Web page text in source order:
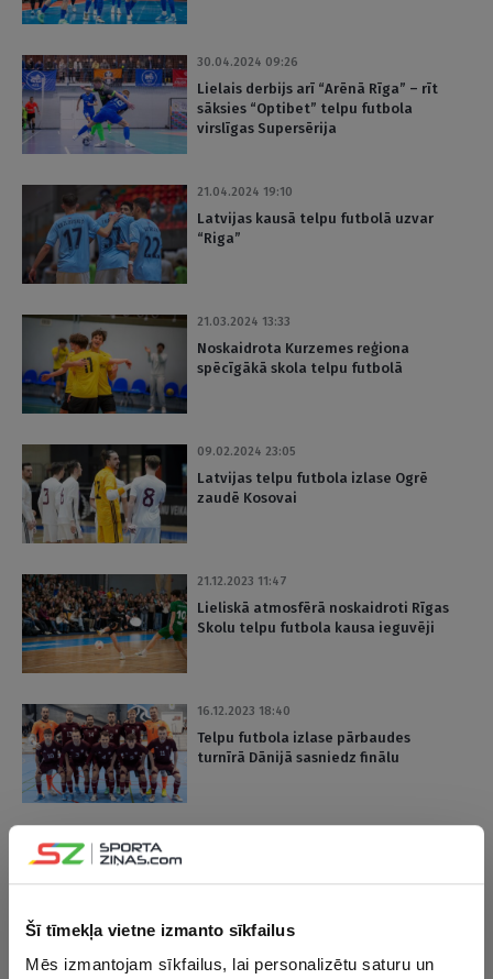
Šī tīmekļa vietne izmanto sīkfailus
Mēs izmantojam sīkfailus, lai personalizētu saturu un
30.04.2024 09:26
Lielais derbijs arī “Arēnā Rīga” – rīt
sāksies “Optibet” telpu futbola
virslīgas Supersērija
21.04.2024 19:10
Latvijas kausā telpu futbolā uzvar
“Riga”
21.03.2024 13:33
Noskaidrota Kurzemes reģiona
spēcīgākā skola telpu futbolā
09.02.2024 23:05
Latvijas telpu futbola izlase Ogrē
zaudē Kosovai
21.12.2023 11:47
Lieliskā atmosfērā noskaidroti Rīgas
Skolu telpu futbola kausa ieguvēji
16.12.2023 18:40
Telpu futbola izlase pārbaudes
turnīrā Dānijā sasniedz finālu
titulētajai “Barca” un neiekļūst ČL
02.12.2023 16:50